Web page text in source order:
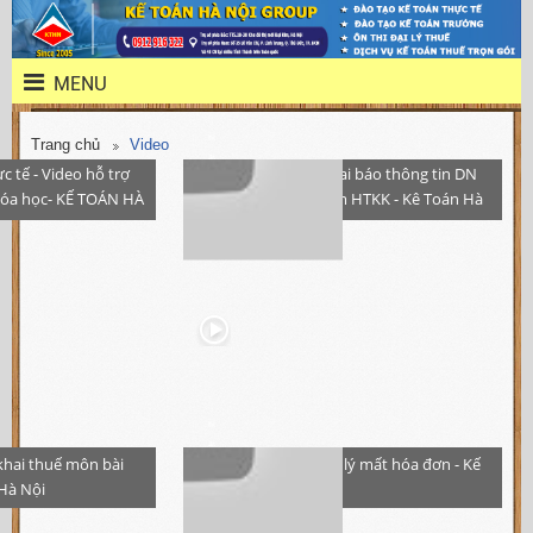
MENU
Trang chủ Video
tế - Video hỗ trợ
học- KẾ TOÁN HÀ
Hướng dẫn khai báo thông tin DN
trên phần mềm HTKK - Kê Toán Hà
thuế môn bài
Nội
Hướng dẫn xử lý mất hóa đơn - Kế